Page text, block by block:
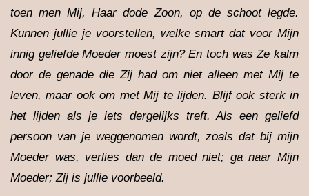
toen men Mij, Haar dode Zoon, op de schoot legde.
Kunnen jullie je voorstellen, welke smart dat voor Mijn
innig geliefde Moeder moest zijn? En toch was Ze kalm
door de genade die Zij had om niet alleen met Mij te
leven, maar ook om met Mij te lijden. Blijf ook sterk in
het lijden als je iets dergelijks treft. Als een geliefd
persoon van je weggenomen wordt, zoals dat bij mijn
Moeder was, verlies dan de moed niet; ga naar Mijn
Moeder; Zij is jullie voorbeeld.